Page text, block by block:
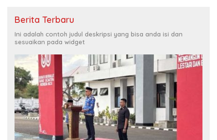
Berita Terbaru
Ini adalah contoh judul deskripsi yang bisa anda isi dan
sesuaikan pada widget